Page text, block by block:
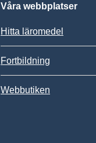
Våra webbplatser
Hitta läromedel
Fortbildning
Webbutiken